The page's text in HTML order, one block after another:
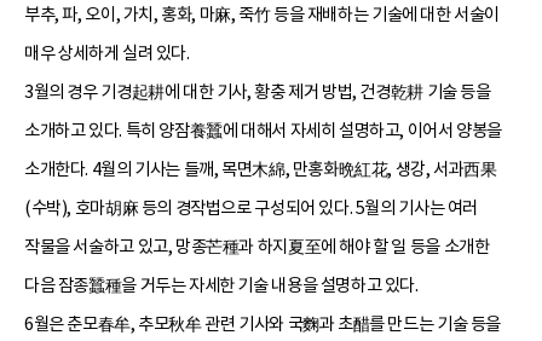
부추, 파, 오이, 가치, 홍화, 마麻, 죽竹 등을 재배하는 기술에 대한 서술이
매우 상세하게 실려 있다.
3월의 경우 기경起耕에 대한 기사, 황충 제거 방법, 건경乾耕 기술 등을
소개하고 있다. 특히 양잠養蠶에 대해서 자세히 설명하고, 이어서 양봉을
소개한다. 4월의 기사는 들깨, 목면木綿, 만홍화晩紅花, 생강, 서과西果
(수박), 호마胡麻 등의 경작법으로 구성되어 있다. 5월의 기사는 여러
작물을 서술하고 있고, 망종芒種과 하지夏至에 해야 할 일 등을 소개한
다음 잠종蠶種을 거두는 자세한 기술 내용을 설명하고 있다.
6월은 춘모春牟, 추모秋牟 관련 기사와 국麴과 초醋를 만드는 기술 등을